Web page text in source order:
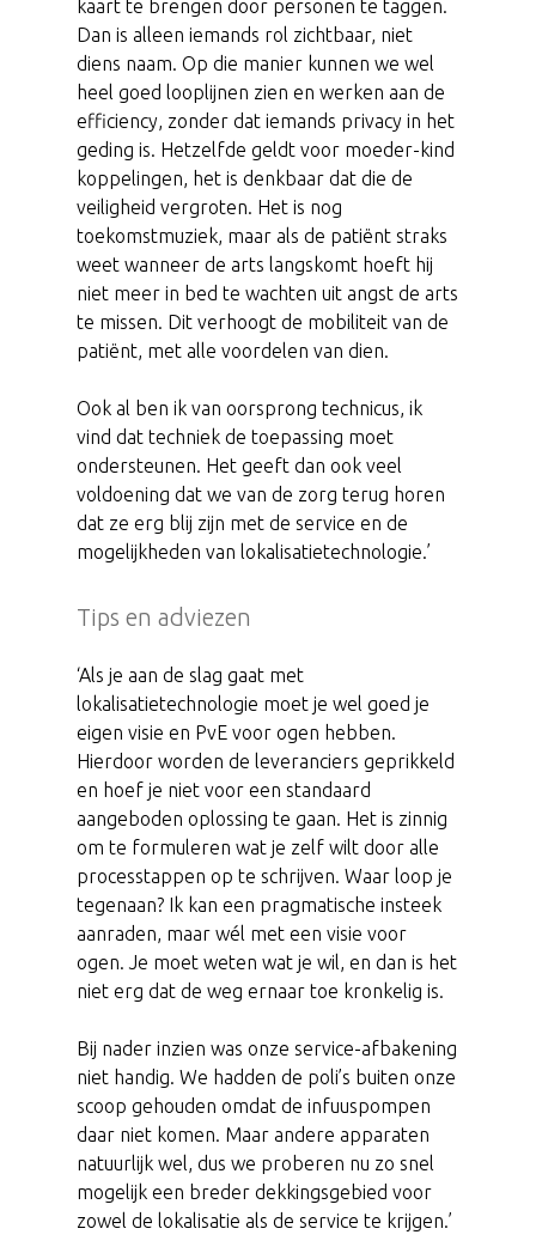
kaart te brengen door personen te taggen.
Dan is alleen iemands rol zichtbaar, niet
diens naam. Op die manier kunnen we wel
heel goed looplijnen zien en werken aan de
efficiency, zonder dat iemands privacy in het
geding is. Hetzelfde geldt voor moeder-kind
koppelingen, het is denkbaar dat die de
veiligheid vergroten. Het is nog
toekomstmuziek, maar als de patiënt straks
weet wanneer de arts langskomt hoeft hij
niet meer in bed te wachten uit angst de arts
te missen. Dit verhoogt de mobiliteit van de
patiënt, met alle voordelen van dien.
Ook al ben ik van oorsprong technicus, ik
vind dat techniek de toepassing moet
ondersteunen. Het geeft dan ook veel
voldoening dat we van de zorg terug horen
dat ze erg blij zijn met de service en de
mogelijkheden van lokalisatietechnologie.’
Tips en adviezen
‘Als je aan de slag gaat met
lokalisatietechnologie moet je wel goed je
eigen visie en PvE voor ogen hebben.
Hierdoor worden de leveranciers geprikkeld
en hoef je niet voor een standaard
aangeboden oplossing te gaan. Het is zinnig
om te formuleren wat je zelf wilt door alle
processtappen op te schrijven. Waar loop je
tegenaan? Ik kan een pragmatische insteek
aanraden, maar wél met een visie voor
ogen. Je moet weten wat je wil, en dan is het
niet erg dat de weg ernaar toe kronkelig is.
Bij nader inzien was onze service-afbakening
niet handig. We hadden de poli’s buiten onze
scoop gehouden omdat de infuuspompen
daar niet komen. Maar andere apparaten
natuurlijk wel, dus we proberen nu zo snel
mogelijk een breder dekkingsgebied voor
zowel de lokalisatie als de service te krijgen.’